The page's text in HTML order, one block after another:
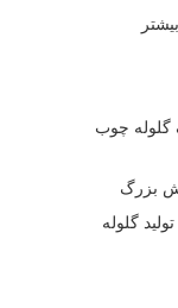
چوب
بزرگ
گلوله